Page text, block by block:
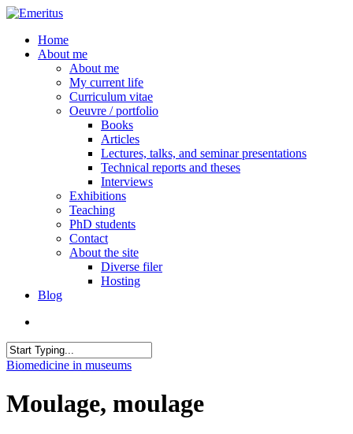
Skip
main
content
search
Menu
Home
About me
About me
My current life
Curriculum vitae
Oeuvre / portfolio
Books
Articles
Lectures, talks, and seminar presentations
Technical reports and theses
Interviews
Exhibitions
Teaching
PhD students
Contact
About the site
Diverse filer
Hosting
Blog
Close
Biomedicine in museums
Moulage, moulage